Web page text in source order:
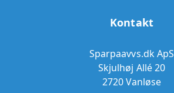
Kontakt
Sparpaavvs.dk ApS
Skjulhøj Allé 20
2720 Vanløse